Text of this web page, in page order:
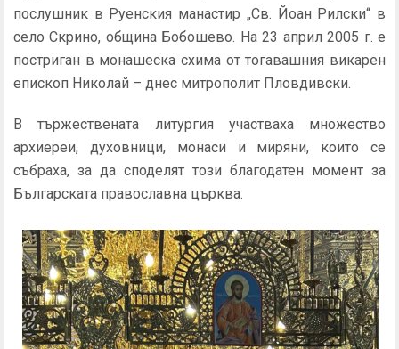
послушник в Руенския манастир „Св. Йоан Рилски“ в
село Скрино, община Бобошево. На 23 април 2005 г. е
постриган в монашеска схима от тогавашния викарен
епископ Николай – днес митрополит Пловдивски.
В тържествената литургия участваха множество
архиереи, духовници, монаси и миряни, които се
събраха, за да споделят този благодатен момент за
Българската православна църква.